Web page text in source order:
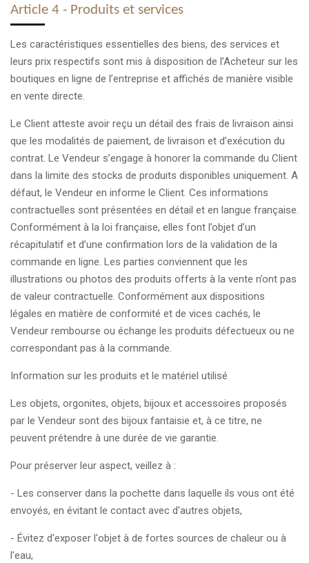
Article 4 - Produits et services
Les caractéristiques essentielles des biens, des services et
leurs prix respectifs sont mis à disposition de l’Acheteur sur les
boutiques en ligne de l’entreprise et affichés de manière visible
en vente directe.
Le Client atteste avoir reçu un détail des frais de livraison ainsi
que les modalités de paiement, de livraison et d’exécution du
contrat. Le Vendeur s’engage à honorer la commande du Client
dans la limite des stocks de produits disponibles uniquement. A
défaut, le Vendeur en informe le Client. Ces informations
contractuelles sont présentées en détail et en langue française.
Conformément à la loi française, elles font l’objet d’un
récapitulatif et d’une confirmation lors de la validation de la
commande en ligne. Les parties conviennent que les
illustrations ou photos des produits offerts à la vente n’ont pas
de valeur contractuelle. Conformément aux dispositions
légales en matière de conformité et de vices cachés, le
Vendeur rembourse ou échange les produits défectueux ou ne
correspondant pas à la commande.
Information sur les produits et le matériel utilisé
Les objets, orgonites, objets, bijoux et accessoires proposés
par le Vendeur sont des bijoux fantaisie et, à ce titre, ne
peuvent prétendre à une durée de vie garantie.
Pour préserver leur aspect, veillez à :
- Les conserver dans la pochette dans laquelle ils vous ont été
envoyés, en évitant le contact avec d'autres objets,
- Évitez d'exposer l'objet à de fortes sources de chaleur ou à
l'eau,